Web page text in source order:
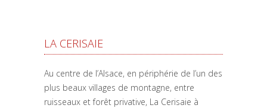
LA CERISAIE
Au centre de l’Alsace, en périphérie de l’un des
plus beaux villages de montagne, entre
ruisseaux et forêt privative, La Cerisaie à